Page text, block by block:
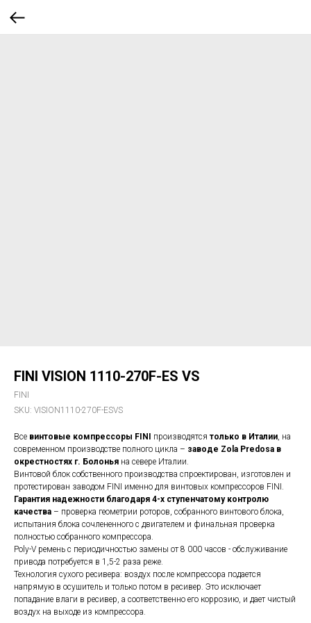
FINI VISION 1110-270F-ES VS
FINI
SKU: VISION1110-270F-ESVS
Все винтовые компрессоры FINI производятся только в Италии, на
современном производстве полного цикла – заводе Zola Predosa в
окрестностях г. Болонья на севере Италии.
Винтовой блок собственного производства спроектирован, изготовлен и
протестирован заводом FINI именно для винтовых компрессоров FINI.
Гарантия надежности благодаря 4-х ступенчатому контролю
качества – проверка геометрии роторов, собранного винтового блока,
испытания блока сочлененного с двигателем и финальная проверка
полностью собранного компрессора.
Poly-V ремень с периодичностью замены от 8 000 часов - обслуживание
привода потребуется в 1,5-2 раза реже.
Технология сухого ресивера: воздух после компрессора подается
напрямую в осушитель и только потом в ресивер. Это исключает
попадание влаги в ресивер, а соответственно его коррозию, и дает чистый
воздух на выходе из компрессора.